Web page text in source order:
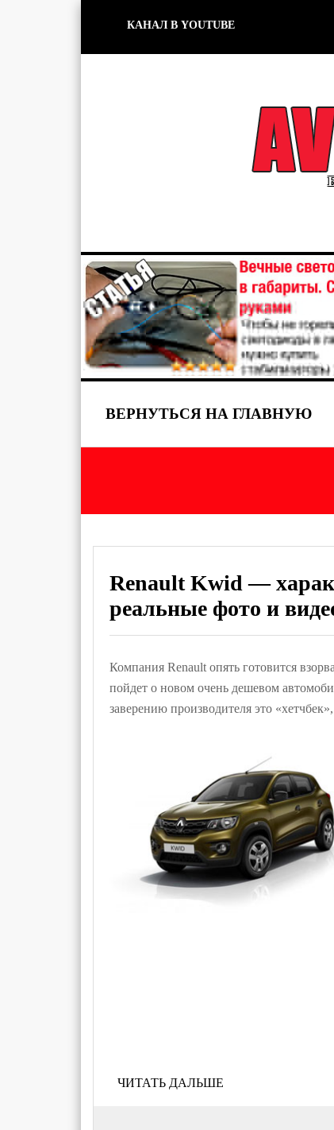
КАНАЛ В YOUTUBE
ВЕРНУТЬСЯ НА ГЛАВНУЮ
Renault Kwid —
реальные фото и
Компания Renault опять готовится
пойдет о новом очень дешевом
заверению производителя это
ЧИТАТЬ ДАЛЬШЕ